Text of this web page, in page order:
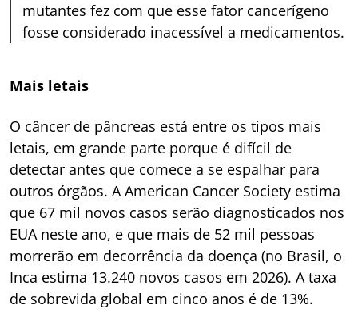
mutantes fez com que esse fator cancerígeno
fosse considerado inacessível a medicamentos.
Mais letais
O câncer de pâncreas está entre os tipos mais
letais, em grande parte porque é difícil de
detectar antes que comece a se espalhar para
outros órgãos. A American Cancer Society estima
que 67 mil novos casos serão diagnosticados nos
EUA neste ano, e que mais de 52 mil pessoas
morrerão em decorrência da doença (no Brasil, o
Inca estima 13.240 novos casos em 2026). A taxa
de sobrevida global em cinco anos é de 13%.